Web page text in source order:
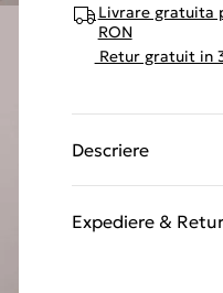
Livrare gratuita
RON
Retur gratuit in
Descriere
Expediere &